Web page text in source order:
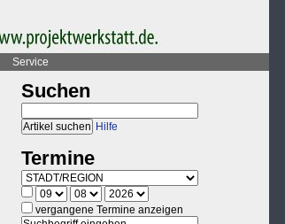
Service
Suchen
Hilfe
Termine
vergangene Termine anzeigen